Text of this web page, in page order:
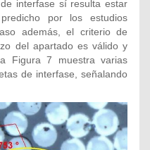
interfase sí resulta estar
por los estudios
además, el criterio de
del apartado es válido y
Figura 7 muestra varias
de interfase, señalando